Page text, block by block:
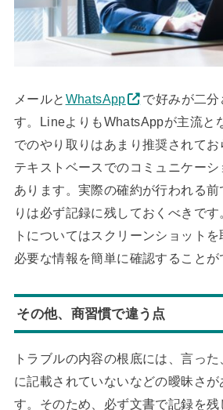
メールと WhatsApp
で好みが二
す。LineよりもWhatsAppが主流と
でのやり取りはあまり推奨されて
テキストベースでのコミュニケー
あります。実際の確約が行われる
りは必ず記録に残しておくべきで
トについてはスクリーンショット
必要な情報を簡単に確認することが
その他、商習慣で違う点
トラブルの内容の根底には、言っ
に記載されていないなどの曖昧さ
す。そのため、必ず文書で記録を